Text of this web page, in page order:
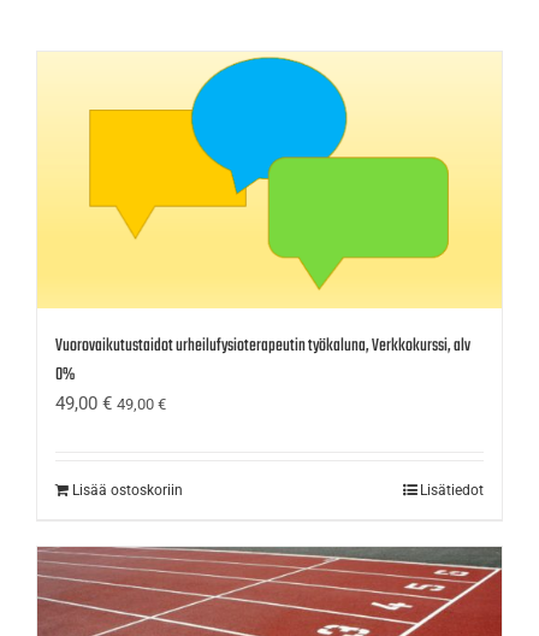
Vuorovaikutustaidot urheilufysioterapeutin työkaluna, Verkkokurssi, alv
0%
49,00 € 49,00 €
Lisää ostoskoriin Lisätiedot